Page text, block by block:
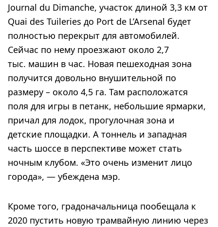
Journal du Dimanche, участок длиной 3,3 км от
Quai des Tuileries до Port de L’Arsenal будет
полностью перекрыт для автомобилей.
Сейчас по нему проезжают около 2,7
тыс. машин в час. Новая пешеходная зона
получится довольно внушительной по
размеру – около 4,5 га. Там расположатся
поля для игры в петанк, небольшие ярмарки,
причал для лодок, прогулочная зона и
детские площадки. А тоннель и западная
часть шоссе в перспективе может стать
ночным клубом. «Это очень изменит лицо
города», — убеждена мэр.
Кроме того, градоначальница пообещала к
2020 пустить новую трамвайную линию через